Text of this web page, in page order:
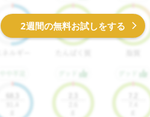
2週間の無料お試しをする